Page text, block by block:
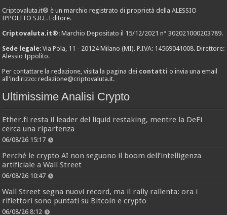
Criptovaluta.it® è un marchio registrato di proprietà della ALESSIO
IPPOLITO S.R.L. Editore.
Criptovaluta.it®: Marchio Depositato il 15/12/2021 n° 302021000203789.
Sede legale: Via Pola, 11 - 20124 Milano (MI). P.IVA: 14569041008. Direttore:
Alessio Ippolito.
Per contattare la redazione, visita la pagina dei contatti o invia una email
all'indirizzo:redazione@criptovaluta.it.
Ultimissime Analisi Crypto
Ether.fi resta il leader del liquid restaking, mentre la DeFi
cerca una ripartenza
06/08/26 15:17
Perché le crypto AI non seguono il boom dell’intelligenza
artificiale a Wall Street
06/08/26 10:47
Wall Street segna nuovi record, ma il rally rallenta: ora i
riflettori sono puntati su Bitcoin e crypto
06/08/26 8:12